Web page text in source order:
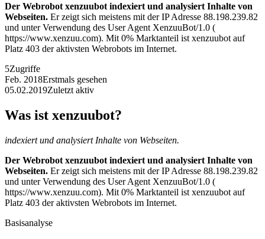
Der Webrobot xenzuubot indexiert und analysiert Inhalte von
Webseiten. Er zeigt sich meistens mit der IP Adresse 88.198.239.82
und unter Verwendung des User Agent XenzuuBot/1.0 (
https://www.xenzuu.com). Mit 0% Marktanteil ist xenzuubot auf
Platz 403 der aktivsten Webrobots im Internet.
5Zugriffe
Feb. 2018Erstmals gesehen
05.02.2019Zuletzt aktiv
Was ist xenzuubot?
indexiert und analysiert Inhalte von Webseiten.
Der Webrobot xenzuubot indexiert und analysiert Inhalte von
Webseiten. Er zeigt sich meistens mit der IP Adresse 88.198.239.82
und unter Verwendung des User Agent XenzuuBot/1.0 (
https://www.xenzuu.com). Mit 0% Marktanteil ist xenzuubot auf
Platz 403 der aktivsten Webrobots im Internet.
Basisanalyse